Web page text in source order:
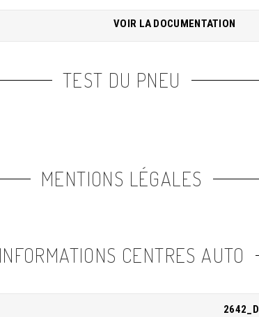
VOIR LA DOCUMENTATION
TEST DU PNEU
MENTIONS LÉGALES
INFORMATIONS CENTRES AUTO
2642_D